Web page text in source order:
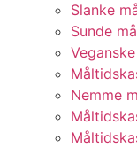
Slanke
Sunde
Nemme